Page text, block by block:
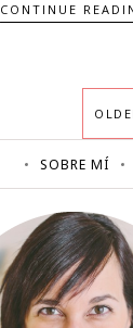
CONTINUE
SOBRE MÍ